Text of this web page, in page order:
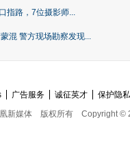
指路，7位摄影师...
混 警方现场勘察发现...
广告服务 诚征英才
保护隐
新媒体
版权所有 Copyright ©